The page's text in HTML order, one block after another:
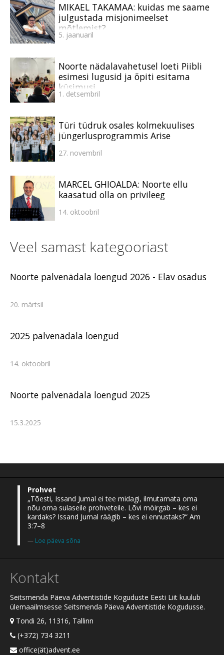
MIKAEL TAKAMAA: kuidas me saame
julgustada misjonimeelset
mõtlemist?
5. jaanuaril
Noorte nädalavahetusel loeti Piibli
esimesi lugusid ja õpiti esitama
küsimusi
1. detsembril
Türi tüdruk osales kolmekuulises
jüngerlusprogrammis Arise
27. novembril
MARCEL GHIOALDA: Noorte ellu
kaasatud olla on privileeg
14. oktoobril
Veel samast kategooriast
Noorte palvenädala loengud 2026 - Elav osadus
20. märtsil
2025 palvenädala loengud
14. oktoobril
Noorte palvenädala loengud 2025
15.3.2025
Prohvet
„Tõesti, Issand Jumal ei tee midagi, ilmutamata oma
nõu oma sulaseile prohveteile. Lõvi möirgab – kes ei
kardaks? Issand Jumal räägib – kes ei ennustaks?“ Am
3:7–8
Loe päeva sõna
Kontakt
Seitsmenda Päeva Adventistide Koguduste Eesti Liit kuulub
ülemaailmsesse Seitsmenda Päeva Adventistide Kogudusse.
Tondi 26, 11316, Tallinn
(+372) 734 3211
office(ät)advent.ee